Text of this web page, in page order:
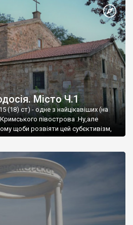
Місто Ч.1
(18) ст) - одне з найцікавіших (на
півострова .Ну,але
щоби розвіяти цей субєктивізм,